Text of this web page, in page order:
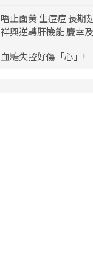
唔止面黃 生痘痘 長期
祥興逆轉肝機能 慶幸
血糖失控好傷「心」!